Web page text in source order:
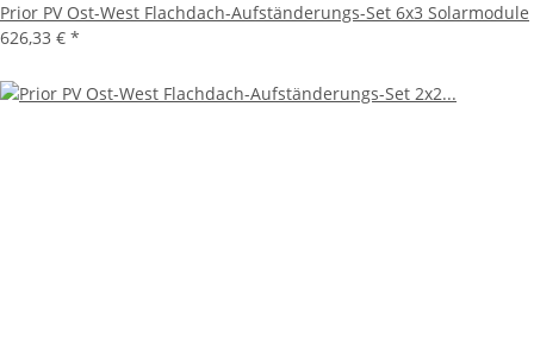
Prior PV Ost-West Flachdach-Aufständerungs-Set 6x3 Solarmodule
626,33 € *